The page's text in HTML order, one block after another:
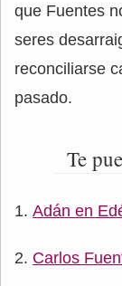
que Fuentes
seres
reconciliarse
pasado.
Te
Adán en
Carlos